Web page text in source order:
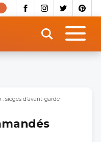
sièges d’avant-garde